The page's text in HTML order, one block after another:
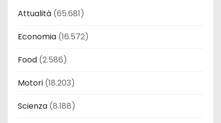
Attualità (65.681)
Economia (16.572)
Food (2.586)
Motori (18.203)
Scienza (8.188)